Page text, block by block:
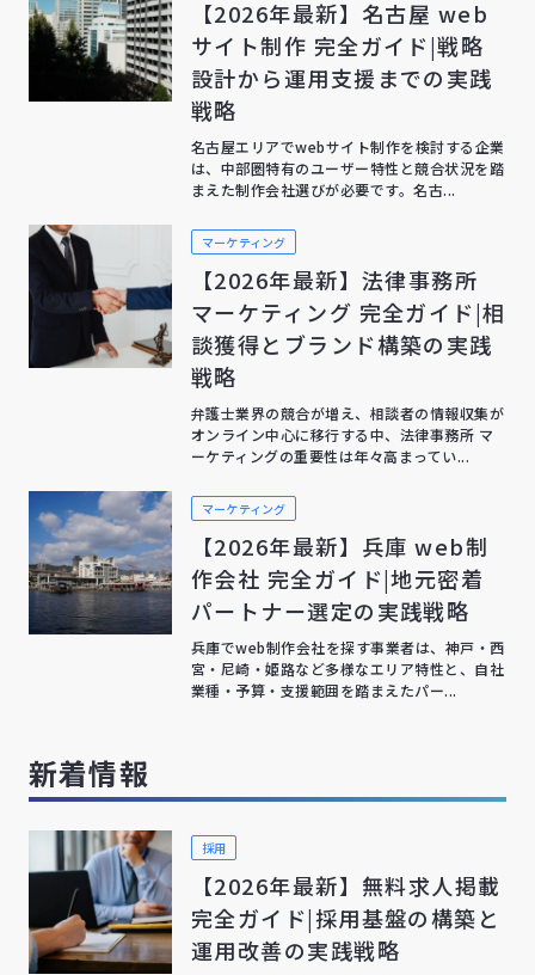
【2026年最新】名古屋 web
サイト制作 完全ガイド|戦略
設計から運用支援までの実践
戦略
名古屋エリアでwebサイト制作を検討する企業
は、中部圏特有のユーザー特性と競合状況を踏
まえた制作会社選びが必要です。名古...
マーケティング
【2026年最新】法律事務所
マーケティング 完全ガイド|相
談獲得とブランド構築の実践
戦略
弁護士業界の競合が増え、相談者の情報収集が
オンライン中心に移行する中、法律事務所 マ
ーケティングの重要性は年々高まってい...
マーケティング
【2026年最新】兵庫 web制
作会社 完全ガイド|地元密着
パートナー選定の実践戦略
兵庫でweb制作会社を探す事業者は、神戸・西
宮・尼崎・姫路など多様なエリア特性と、自社
業種・予算・支援範囲を踏まえたパー...
新着情報
採用
【2026年最新】無料求人掲載
完全ガイド|採用基盤の構築と
運用改善の実践戦略